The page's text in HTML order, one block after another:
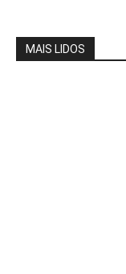
MAIS LIDOS